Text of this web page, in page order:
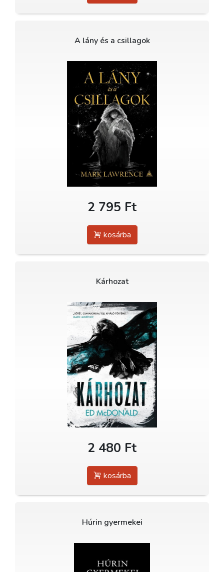
A lány és a csillagok
2 795 Ft
kosárba
Kárhozat
2 480 Ft
kosárba
Húrin gyermekei